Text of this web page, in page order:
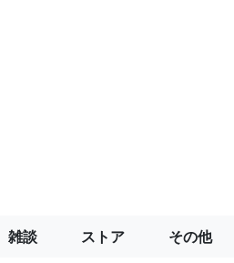
雑談 ストア その他